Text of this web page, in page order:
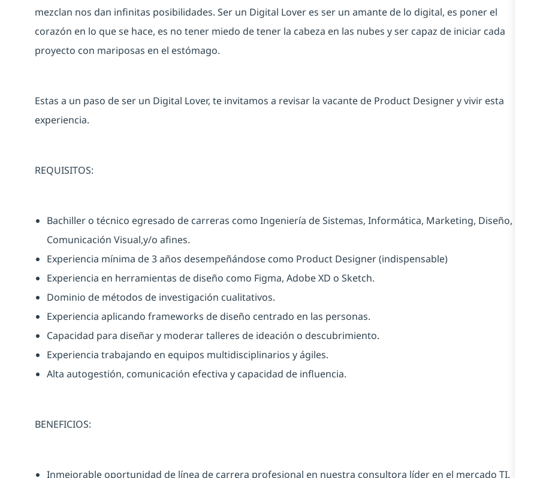
mezclan nos dan infinitas posibilidades. Ser un Digital Lover es ser un amante de lo digital, es poner el
corazón en lo que se hace, es no tener miedo de tener la cabeza en las nubes y ser capaz de iniciar cada
proyecto con mariposas en el estómago.
Estas a un paso de ser un Digital Lover, te invitamos a revisar la vacante de Product Designery vivir esta
experiencia.
REQUISITOS:
Bachiller o técnico egresado de carreras como Ingeniería de Sistemas, Informática, Marketing, Diseño,
Comunicación Visual,y/o afines.
Experiencia mínima de 3 años desempeñándose como Product Designer (indispensable)
Experiencia en herramientas de diseño como Figma, Adobe XD o Sketch.
Dominio de métodos de investigación cualitativos.
Experiencia aplicando frameworks de diseño centrado en las personas.
Capacidad para diseñar y moderar talleres de ideación o descubrimiento.
Experiencia trabajando en equipos multidisciplinarios y ágiles.
Alta autogestión, comunicación efectiva y capacidad de influencia.
BENEFICIOS:
Inmejorable oportunidad de línea de carrera profesional en nuestra consultora líder en el mercado TI.